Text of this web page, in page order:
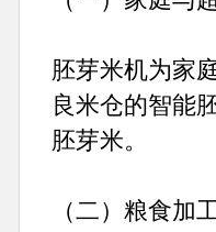
胚芽米机为家
良米仓的智能
胚芽米。
（二）粮食加